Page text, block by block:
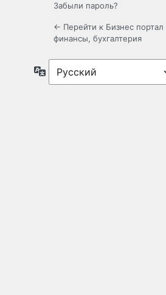
Забыли пароль?
← Перейти к Бизнес
финансы, бухгалтерия
Язык